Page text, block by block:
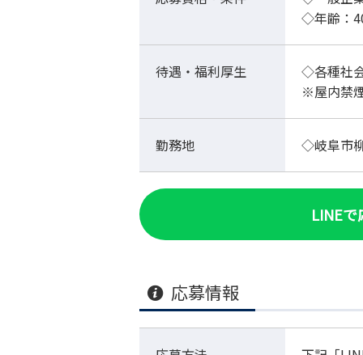
◇年齢：
待遇・福利厚生
◇各種社
※屋内禁
勤務地 ◇岐阜市
LINEで
応募情報